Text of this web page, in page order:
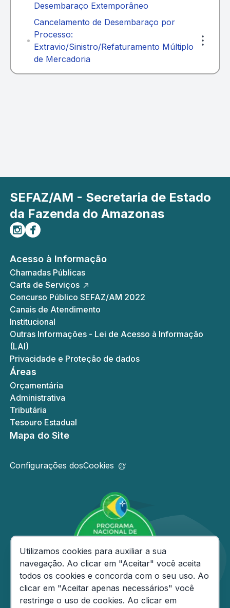
Desembaraço Extemporâneo
Cancelamento de Desembaraço por
Processo:
Extravio/Sinistro/Refaturamento Múltiplo
de Mercadoria
SEFAZ/AM - Secretaria de Estado
da Fazenda do Amazonas
Siga-nos no Instagram
Curta-nos no Facebook
Acesso à Informação
Chamadas Públicas
Carta de Serviços
Concurso Público SEFAZ/AM 2022
Canais de Atendimento
Institucional
Outras Informações - Lei de Acesso à Informação
(LAI)
Privacidade e Proteção de dados
Áreas
Orçamentária
Administrativa
Tributária
Tesouro Estadual
Mapa do Site
Configurações dosCookies
Consentimento de Cookies
Utilizamos cookies para auxiliar a sua
navegação. Ao clicar em "Aceitar" você aceita
todos os cookies e concorda com o seu uso. Ao
clicar em "Aceitar apenas necessários" você
restringe o uso de cookies. Ao clicar em